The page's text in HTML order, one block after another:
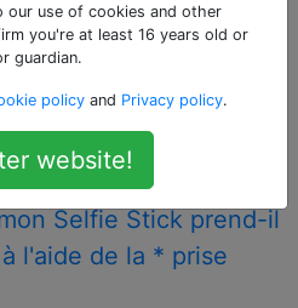
de petits haut-parleurs
oreilles de l'utilisateur. Ils
qu'un); ils peuvent
tous les cas, les haut-
de sa source.
Selfie Stick prend-il
l'aide de la * prise
our use of cookies and other
you're at least 16 years old or
guardian.
policy and Privacy policy.
website!